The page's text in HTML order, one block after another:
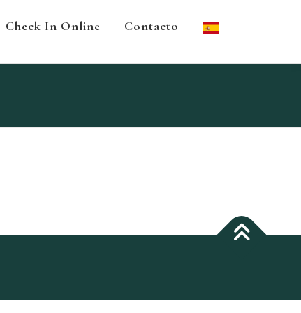
Check In Online Contacto